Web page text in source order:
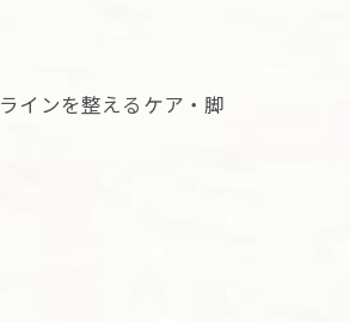
インを整えるケア・脚